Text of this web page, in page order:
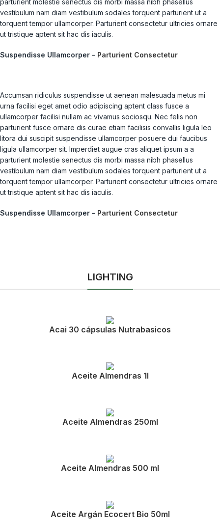
parturient molestie senectus dis morbi massa nibh phasellus
vestibulum nam diam vestibulum sodales torquent parturient ut a
torquent tempor ullamcorper. Parturient consectetur ultricies ornare
ut tristique aptent sit hac dis iaculis.
Suspendisse Ullamcorper – Parturient Consectetur
Accumsan ridiculus suspendisse ut aenean malesuada metus mi
urna facilisi eget amet odio adipiscing aptent class fusce a
ullamcorper facilisi nullam ac vivamus sociosqu. Nec felis non
parturient fusce ornare dis curae etiam facilisis convallis ligula leo
litora dui suscipit suspendisse ullamcorper posuere dui faucibus
ligula ullamcorper sit. Imperdiet augue cras aliquet ipsum a a
parturient molestie senectus dis morbi massa nibh phasellus
vestibulum nam diam vestibulum sodales torquent parturient ut a
torquent tempor ullamcorper. Parturient consectetur ultricies ornare
ut tristique aptent sit hac dis iaculis.
Suspendisse Ullamcorper – Parturient Consectetur
LIGHTING
Acai 30 cápsulas Nutrabasicos
Aceite Almendras 1l
Aceite Almendras 250ml
Aceite Almendras 500 ml
Aceite Argán Ecocert Bio 50ml